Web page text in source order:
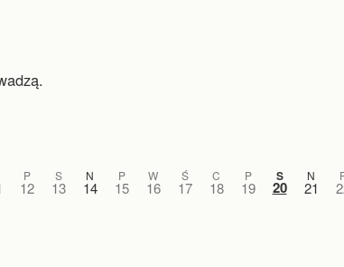
P
12
S
13
N
14
P
15
W
16
Ś
17
C
18
P
19
S
20
N
21